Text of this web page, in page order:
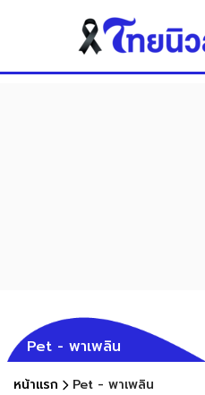
Pet - พาเพลิน
หน้าแรก Pet - พาเพลิน